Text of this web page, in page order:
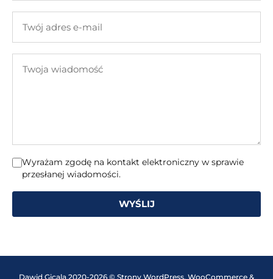
adres
mail
wiadomość
Wyrażam zgodę na kontakt elektroniczny w sprawie
przesłanej wiadomości.
WYŚLIJ
Dawid Gicala 2020-2026 © Strony WordPress, WooCommerce &